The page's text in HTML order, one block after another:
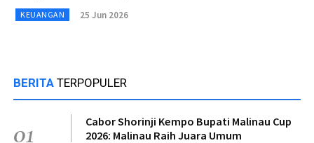
KEUANGAN 25 Jun 2026
BERITA TERPOPULER
01
Cabor Shorinji Kempo Bupati Malinau Cup
2026: Malinau Raih Juara Umum